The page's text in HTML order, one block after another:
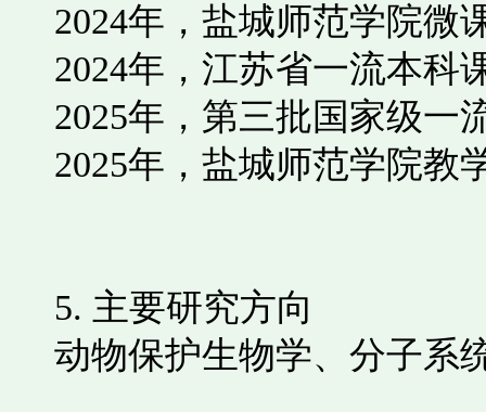
2024年，盐城师范学院微
2024年，江苏省一流本科
2025年，第三批国家级一
2025年，盐城师范学院教
5. 主要研究方向
动物保护生物学、分子系